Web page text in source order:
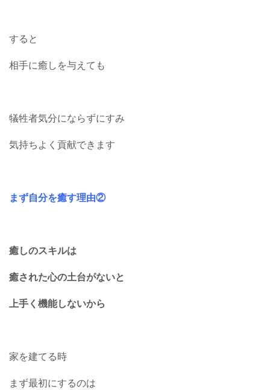
すると
相手に癒しを与えても
犠牲者気分にならずにすみ
気持ちよく貢献できます
まず自分を癒す理由②
癒しのスキルは
癒された心の土台がないと
上手く機能しないから
家を建てる時
まず最初にするのは